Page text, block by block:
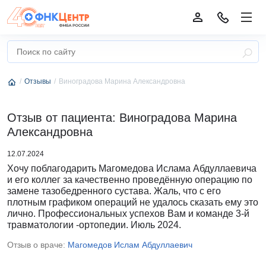
Отзывы Виноградова Марина Александровна
Отзыв от пациента: Виноградова Марина
Александровна
12.07.2024
Хочу поблагодарить Магомедова Ислама Абдуллаевича
и его коллег за качественно проведённую операцию по
замене тазобедренного сустава. Жаль, что с его
плотным графиком операций не удалось сказать ему это
лично. Профессиональных успехов Вам и команде 3-й
травматологии -ортопедии. Июль 2024.
Отзыв о враче: Магомедов Ислам Абдуллаевич